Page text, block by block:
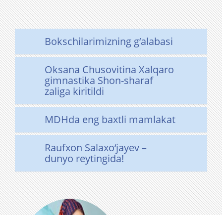
Bokschilarimizning g‘alabasi
Oksana Chusovitina Xalqaro
gimnastika Shon-sharaf
zaliga kiritildi
MDHda eng baxtli mamlakat
Raufxon Salaxo‘jayev –
dunyo reytingida!